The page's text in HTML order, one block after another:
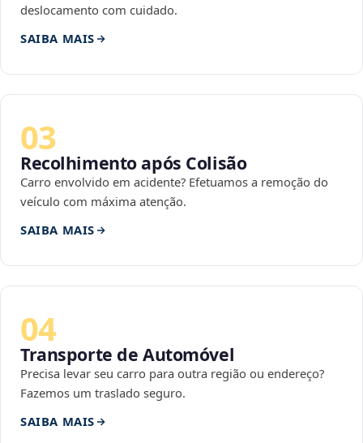
deslocamento com cuidado.
SAIBA MAIS
03
Recolhimento após Colisão
Carro envolvido em acidente? Efetuamos a remoção do
veículo com máxima atenção.
SAIBA MAIS
04
Transporte de Automóvel
Precisa levar seu carro para outra região ou endereço?
Fazemos um traslado seguro.
SAIBA MAIS